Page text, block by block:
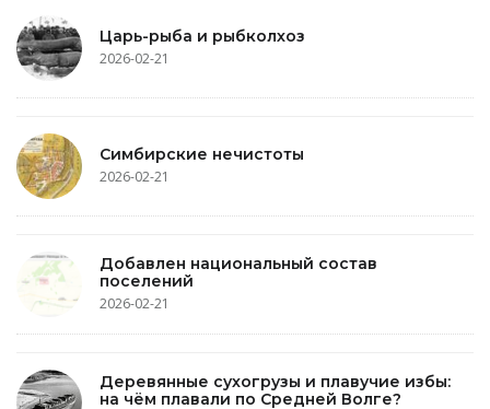
Царь-рыба и рыбколхоз
2026-02-21
Симбирские нечистоты
2026-02-21
Добавлен национальный состав
поселений
2026-02-21
Деревянные сухогрузы и плавучие избы:
на чём плавали по Средней Волге?